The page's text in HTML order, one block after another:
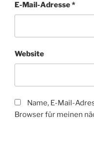
E-Mail-Adresse*
Website
Name, E-Mail-
Browser für meinen